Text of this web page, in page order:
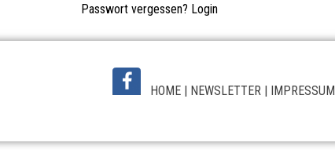
Passwort vergessen? Login
HOME | NEWSLETTER | IMPRESSUM